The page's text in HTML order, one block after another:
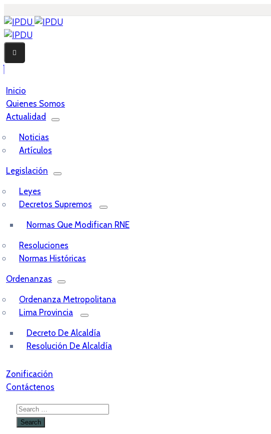
Inicio
Quienes Somos
Actualidad
Noticias
Artículos
Legislación
Leyes
Decretos Supremos
Normas Que Modifican RNE
Resoluciones
Normas Históricas
Ordenanzas
Ordenanza Metropolitana
Lima Provincia
Decreto De Alcaldía
Resolución De Alcaldía
Zonificación
Contáctenos